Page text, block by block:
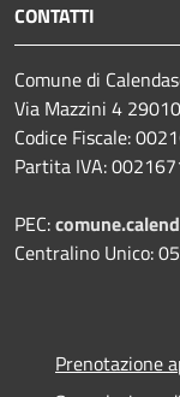
CONTATTI
Comune di
Via Mazzini 4
Codice Fiscale:
Partita IVA:
PEC:
Centralino Unico:
Prenotazione